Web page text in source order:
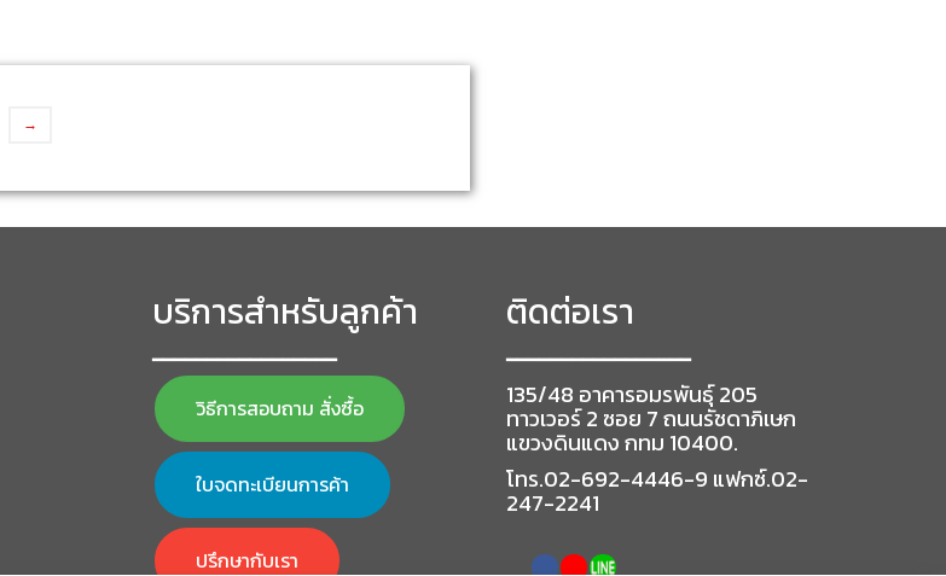
→
บริการสำหรับลูกค้า
━━━━━━━━━━━━━━━━━
วิธีการสอบถาม สั่งซื้อ
ใบจดทะเบียนการค้า
ปรึกษากับเรา
ติดต่อเรา
━━━━━━━━━━━━━━━━━
135/48 อาคารอมรพันธุ์ 205
ทาวเวอร์ 2 ซอย 7 ถนนรัชดาภิเษก
แขวงดินแดง กทม 10400.
โทร.02-692-4446-9 แฟกซ์.02-
247-2241